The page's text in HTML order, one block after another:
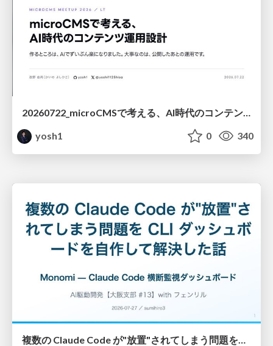
20260722_microCMSで考える、AI時代のコンテンツ運用設計
yosh1
0 340